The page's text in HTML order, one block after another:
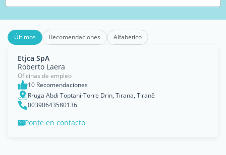
Últimos Recomendaciones Alfabético
Etjca SpA
Roberto Laera
Oficinas de empleo
10 Recomendaciones
Rruga Abdi Toptani-Torre Drin, Tirana, Tiranë
00390643580136
Ponte en contacto